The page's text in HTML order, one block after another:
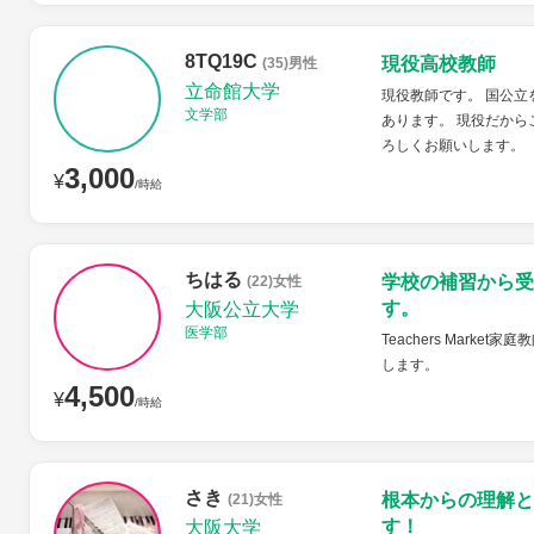
¥3,000/時給
8TQ19C (35)男性
立命館大学
文学部
現役高校教師
現役教師です。 国公
あります。 現役だか
ろしくお願いします。
¥4,500/時給
ちはる (22)女性
大阪公立大学
医学部
学校の補習から
す。
Teachers Market家庭
します。
さき (21)女性
大阪大学
根本からの理解
す！